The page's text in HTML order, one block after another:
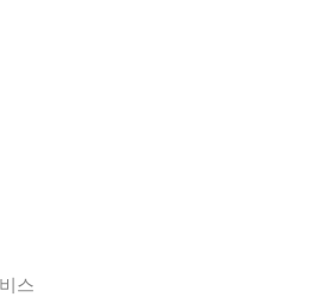
재 황금기를 맞고 있습니다. 높
적극적인 투자 의향, 그리고 다
스